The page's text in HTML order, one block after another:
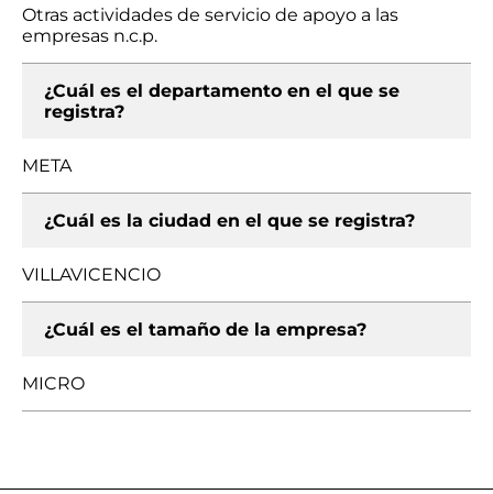
Otras actividades de servicio de apoyo a las
empresas n.c.p.
¿Cuál es el departamento en el que se
registra?
META
¿Cuál es la ciudad en el que se registra?
VILLAVICENCIO
¿Cuál es el tamaño de la empresa?
MICRO